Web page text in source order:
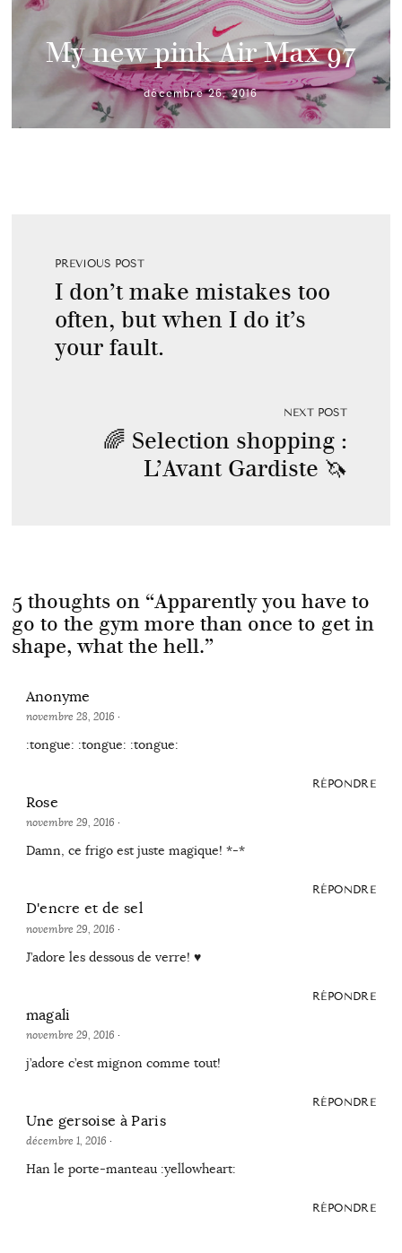
My new pink Air Max 97
décembre 26, 2016
PREVIOUS POST
I don’t make mistakes too
often, but when I do it’s
your fault.
NEXT POST
🌈 Selection shopping :
L’Avant Gardiste 🦄
5 thoughts on “Apparently you have to
go to the gym more than once to get in
shape, what the hell.”
Anonyme
novembre 28, 2016 ·
:tongue: :tongue: :tongue:
RÉPONDRE
Rose
novembre 29, 2016 ·
Damn, ce frigo est juste magique! *-*
RÉPONDRE
D'encre et de sel
novembre 29, 2016 ·
J’adore les dessous de verre! ♥
RÉPONDRE
magali
novembre 29, 2016 ·
j’adore c’est mignon comme tout!
RÉPONDRE
Une gersoise à Paris
décembre 1, 2016 ·
Han le porte-manteau :yellowheart:
RÉPONDRE